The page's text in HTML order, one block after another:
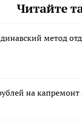
Читайте
метод
на